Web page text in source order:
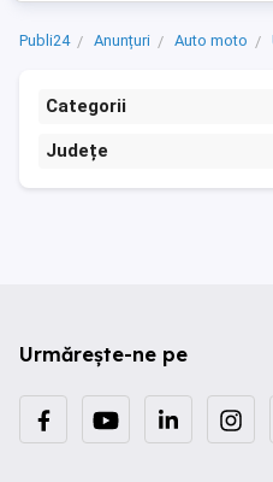
Publi24 Anunțuri Auto moto
Categorii
Județe
Urmărește-ne pe